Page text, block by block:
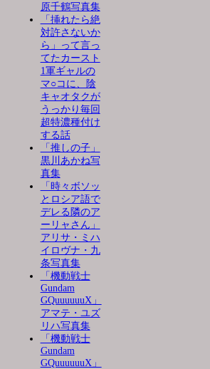
原千鶴写真集
「挿れたら絶
対許さないか
ら」って言っ
てたカースト
1軍ギャルの
マ○コに、陰
キャオタクが
うっかり毎回
超特濃種付け
する話
「推しの子」
黒川あかね写
真集
「時々ボソッ
とロシア語で
デレる隣のア
ーリャさん」
アリサ・ミハ
イロヴナ・九
条写真集
「機動戦士
Gundam
GQuuuuuuX」
アマテ・ユズ
リハ写真集
「機動戦士
Gundam
GQuuuuuuX」